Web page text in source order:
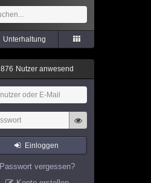
Unterhaltung
876 Nutzer anwesend
Einloggen
Passwort vergessen?